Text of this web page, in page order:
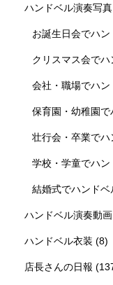
ハンドベル演奏写
お誕生日会でハン
クリスマス会でハ
会社・職場でハン
保育園・幼稚園で
壮行会・卒業でハ
学校・学童でハン
結婚式でハンドベ
ハンドベル演奏動
ハンドベル衣装 (8)
店長さんの日報